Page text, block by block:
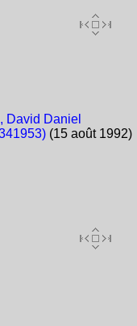
David Daniel
(15 août 1992)